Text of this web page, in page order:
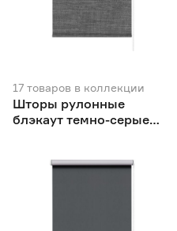
17 товаров в коллекции
Шторы рулонные
блэкаут темно-серые